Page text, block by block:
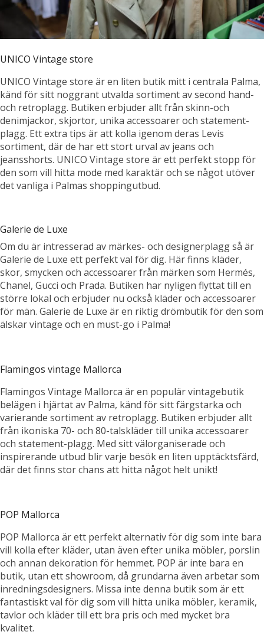
UNICO Vintage store
UNICO Vintage store är en liten butik mitt i centrala Palma,
känd för sitt noggrant utvalda sortiment av second hand-
och retroplagg. Butiken erbjuder allt från skinn-och
denimjackor, skjortor, unika accessoarer och statement-
plagg. Ett extra tips är att kolla igenom deras Levis
sortiment, där de har ett stort urval av jeans och
jeansshorts. UNICO Vintage store är ett perfekt stopp för
den som vill hitta mode med karaktär och se något utöver
det vanliga i Palmas shoppingutbud.
Galerie de Luxe
Om du är intresserad av märkes- och designerplagg så är
Galerie de Luxe ett perfekt val för dig. Här finns kläder,
skor, smycken och accessoarer från märken som Hermés,
Chanel, Gucci och Prada. Butiken har nyligen flyttat till en
större lokal och erbjuder nu också kläder och accessoarer
för män. Galerie de Luxe är en riktig drömbutik för den som
älskar vintage och en must-go i Palma!
Flamingos vintage Mallorca
Flamingos Vintage Mallorca är en populär vintagebutik
belägen i hjärtat av Palma, känd för sitt färgstarka och
varierande sortiment av retroplagg. Butiken erbjuder allt
från ikoniska 70- och 80-talskläder till unika accessoarer
och statement-plagg. Med sitt välorganiserade och
inspirerande utbud blir varje besök en liten upptäcktsfärd,
där det finns stor chans att hitta något helt unikt!
POP Mallorca
POP Mallorca är ett perfekt alternativ för dig som inte bara
vill kolla efter kläder, utan även efter unika möbler, porslin
och annan dekoration för hemmet. POP är inte bara en
butik, utan ett showroom, då grundarna även arbetar som
inredningsdesigners. Missa inte denna butik som är ett
fantastiskt val för dig som vill hitta unika möbler, keramik,
tavlor och kläder till ett bra pris och med mycket bra
kvalitet.